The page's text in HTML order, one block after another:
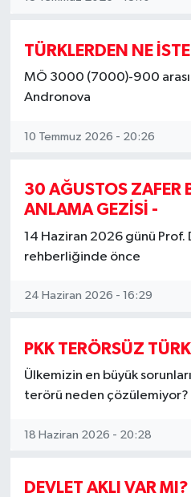
TÜRKLERDEN NE
MÖ 3000 (7000)-900
Andronova
10 Temmuz 2026 - 20:26
30 AĞUSTOS ZAFER
ANLAMA GEZİSİ -
14 Haziran 2026 günü Prof.
rehberliğinde önce
24 Haziran 2026 - 16:29
PKK TERÖRSÜZ
Ülkemizin en büyük
terörü neden çözülemiyor?
18 Haziran 2026 - 20:28
DEVLET AKLI VAR MI?